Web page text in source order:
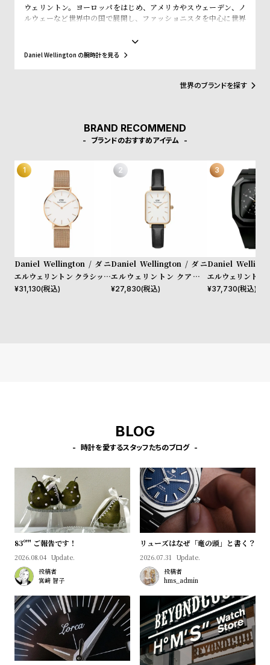
lh
p
l
e
証
プ
ラ
ス
ー
ビ
ス
く
あ
る
質
問
い
合
わ
ウェリントン。ヨーロッパをはじめ、アメリカやスウェーデン、ノ
ルウェーなど世界中の国で展開し、ファッショニスタを中心に世界
ス、好みに応じて付け替えられる豊富なカラーのレザーやNATO タ
イプベルトというトレンドスタイルを築き、ファッションウォッチ
界に革命をもたらしました。スウェーデンにおけるシンプルでタイ
ムレスなデザインとイギリスの伝統的で紳士的なスタイルの融合
が、高級感を演出し、ミニマリズムが時代を超えて愛されるデザイ
Daniel Wellington の腕時計を見る
世界のブランドを探す
BRAND RECOMMEND
ブランドのおすすめアイテム
Daniel Wellington / ダニ
エルウェリントン クラシック
ペティット メルローズ ロー
¥31,130(税込)
Daniel Wellington / ダニ
エルウェリントン クアドロ
シェフィールド ローズゴール
¥27,830(税込)
Daniel
エルウェリントン
40mm Apple
¥37,730(税込)
BLOG
時計を愛するスタッフたちのブログ
83º'" ご報告です！
2026.08.04 Update.
投稿者
宮﨑 智子
リューズはなぜ「竜の頭」と書く？
2026.07.31 Update.
投稿者
hms_admin